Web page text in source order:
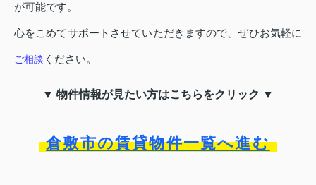
が可能です。
心をこめてサポートさせていただきますので、ぜひお気軽に
ご相談 ください。
▼ 物件情報が見たい方はこちらをクリック ▼
倉敷市の賃貸物件一覧へ進む